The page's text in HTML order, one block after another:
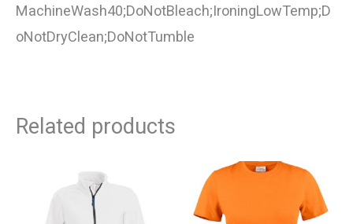
MachineWash40;DoNotBleach;IroningLowTemp;D
oNotDryClean;DoNotTumble
Related products